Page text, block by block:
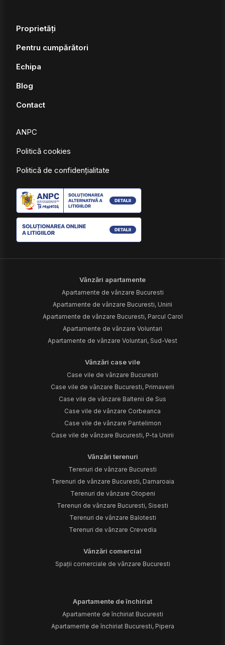
Proprietăți
Pentru cumpărători
Echipa
Blog
Contact
ANPC
Politică cookies
Politică de confidențialitate
Vânzări apartamente
Apartamente de vânzare Bucuresti
Apartamente de vânzare Bucuresti, Unirii
Apartamente de vânzare Bucuresti, Parcul Carol
Apartamente de vânzare Voluntari
Apartamente de vânzare Voluntari, Sud-Vest
Vânzări case vile
Case vile de vânzare Bucuresti
Case vile de vânzare Bucuresti, Primaverii
Case vile de vânzare Baltenii de Sus
Case vile de vânzare Corbeanca
Case vile de vânzare Pantelimon
Case vile de vânzare Bucuresti, P-ta Unirii
Vânzări terenuri
Terenuri de vânzare Bucuresti
Terenuri de vânzare Bucuresti, Damaroaia
Terenuri de vânzare Otopeni
Terenuri de vânzare Bucuresti, Sisesti
Terenuri de vânzare Balotesti
Terenuri de vânzare Crevedia
Vânzări comercial
Spații comerciale de vânzare Bucuresti
Apartamente de închiriat
Apartamente de închiriat Bucuresti
Apartamente de închiriat Bucuresti, Pipera